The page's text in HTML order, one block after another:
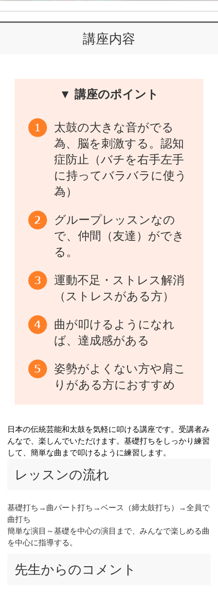
講座内容
▼ 講座のポイント
太鼓の大きな音がでる
為、脳を刺激する。認知
症防止（バチを右手左手
に持ってバラバラに使う
為）
グループレッスンなの
で、仲間（友達）ができ
る。
運動不足・ストレス解消
（ストレスがある方）
曲が叩けるようになれ
ば、達成感がある
姿勢がよくない方や肩こ
りがある方におすすめ
日本の伝統芸能和太鼓を気軽に叩ける講座です。受講者み
んなで、楽しんでいただけます。基礎打ちをしっかり練習
して、簡単な曲まで叩けるように練習します。
レッスンの流れ
基礎打ち→曲パート打ち→ベース（締太鼓打ち）→全員で
曲打ち
簡単な演目～基礎を中心の演目まで、みんなで楽しめる曲
を中心に指導する。
先生からのコメント